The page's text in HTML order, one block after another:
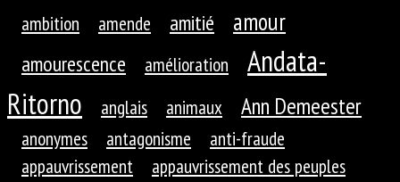
ambition
amende amitié amour
amourescence amélioration
Andata-
Ritorno
anglais animaux Ann Demeester
anonymes antagonisme
anti-fraude
appauvrissement
appauvrissement des peuples